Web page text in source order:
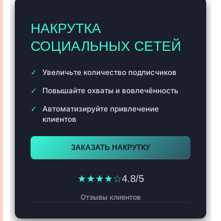
НАКРУТКА
СОЦИАЛЬНЫХ СЕТЕЙ
Увеличьте количество подписчиков
Повышайте охваты и вовлечённость
Автоматизируйте привлечение
клиентов
ЗАКАЗАТЬ НАКРУТКУ
★★★★☆4.8/5
Отзывы клиентов